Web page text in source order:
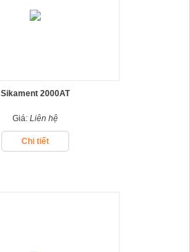
Sikament 2000AT
Giá: Liên hệ
Chi tiết